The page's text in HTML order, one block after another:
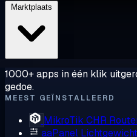
1000+ apps in één klik
gedoe.
MEEST GEÏNSTALLEERD
MikroTik CHR
aaPanel